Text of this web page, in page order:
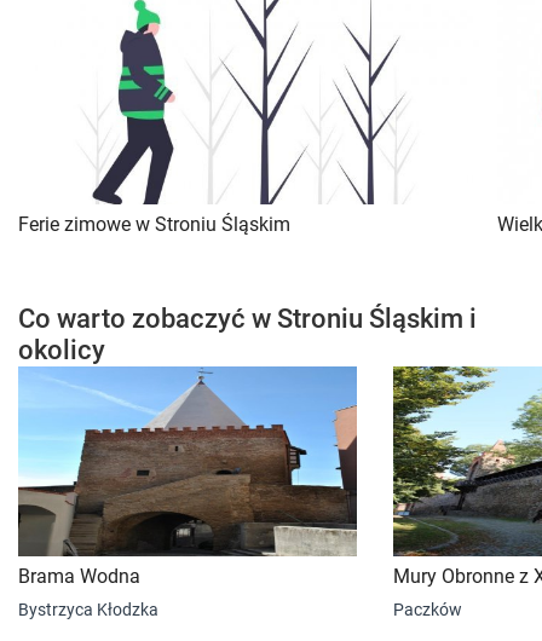
Ferie zimowe w Stroniu Śląskim
Co warto zobaczyć w Stroniu Śląskim i
okolicy
Brama Wodna
Bystrzyca Kłodzka
Mury Obronne z
Paczków